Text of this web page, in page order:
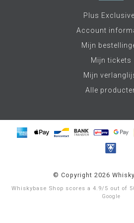
Plus
Account
Mijn
Mijn tickets
Mijn
Alle
© Copyright 2026
Whiskybase Shop scores a 4.9/ 5 out of
Google